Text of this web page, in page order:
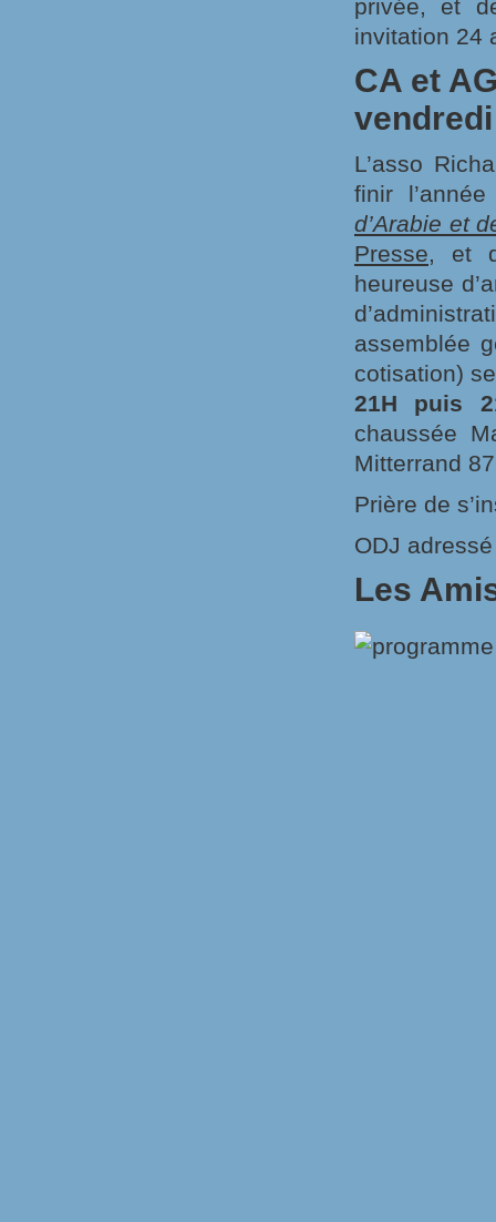
privée, et
invitation 24
CA et
L’asso
finir
d’Arabie et
Presse, et
heureuse
assemblée
cotisation)
21H puis
chaussée
Mitterrand
Prière de
ODJ
Les